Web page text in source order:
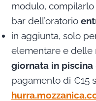
modulo,
bar dell’oratorio
in aggiunta, solo
elementare e delle
giornata in piscina
pagamento di €15